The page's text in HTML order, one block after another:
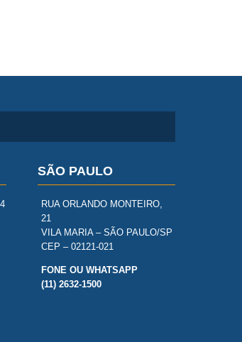
SÃO PAULO
RUA ORLANDO MONTEIRO,
21
VILA MARIA – SÃO PAULO/SP
CEP – 02121-021
FONE OU WHATSAPP
(11) 2632-1500